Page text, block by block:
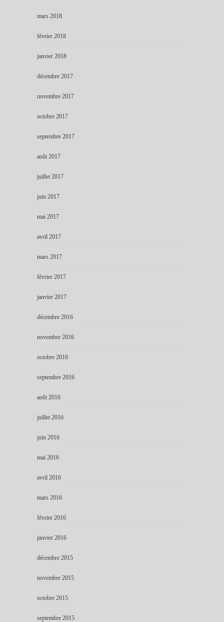
mars 2018
février 2018
janvier 2018
décembre 2017
novembre 2017
octobre 2017
septembre 2017
août 2017
juillet 2017
juin 2017
mai 2017
avril 2017
mars 2017
février 2017
janvier 2017
décembre 2016
novembre 2016
octobre 2016
septembre 2016
août 2016
juillet 2016
juin 2016
mai 2016
avril 2016
mars 2016
février 2016
janvier 2016
décembre 2015
novembre 2015
octobre 2015
septembre 2015